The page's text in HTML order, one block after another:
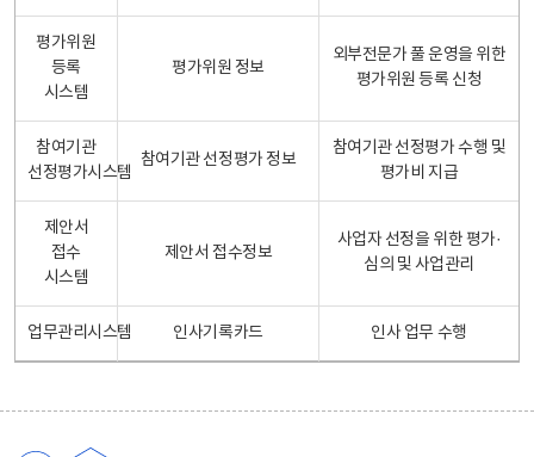
평가위원
등록
시스템
평가위원 정보
외부전문가 풀 운영을 위한
평가위원 등록 신청
참여기관
선정평가시스템
참여기관 선정평가 정보
참여기관 선정평가 수행 및
평가비 지급
제안서
접수
시스템
제안서 접수정보
사업자 선정을 위한 평가·
심의 및 사업관리
업무관리시스템 인사기록카드 인사 업무 수행